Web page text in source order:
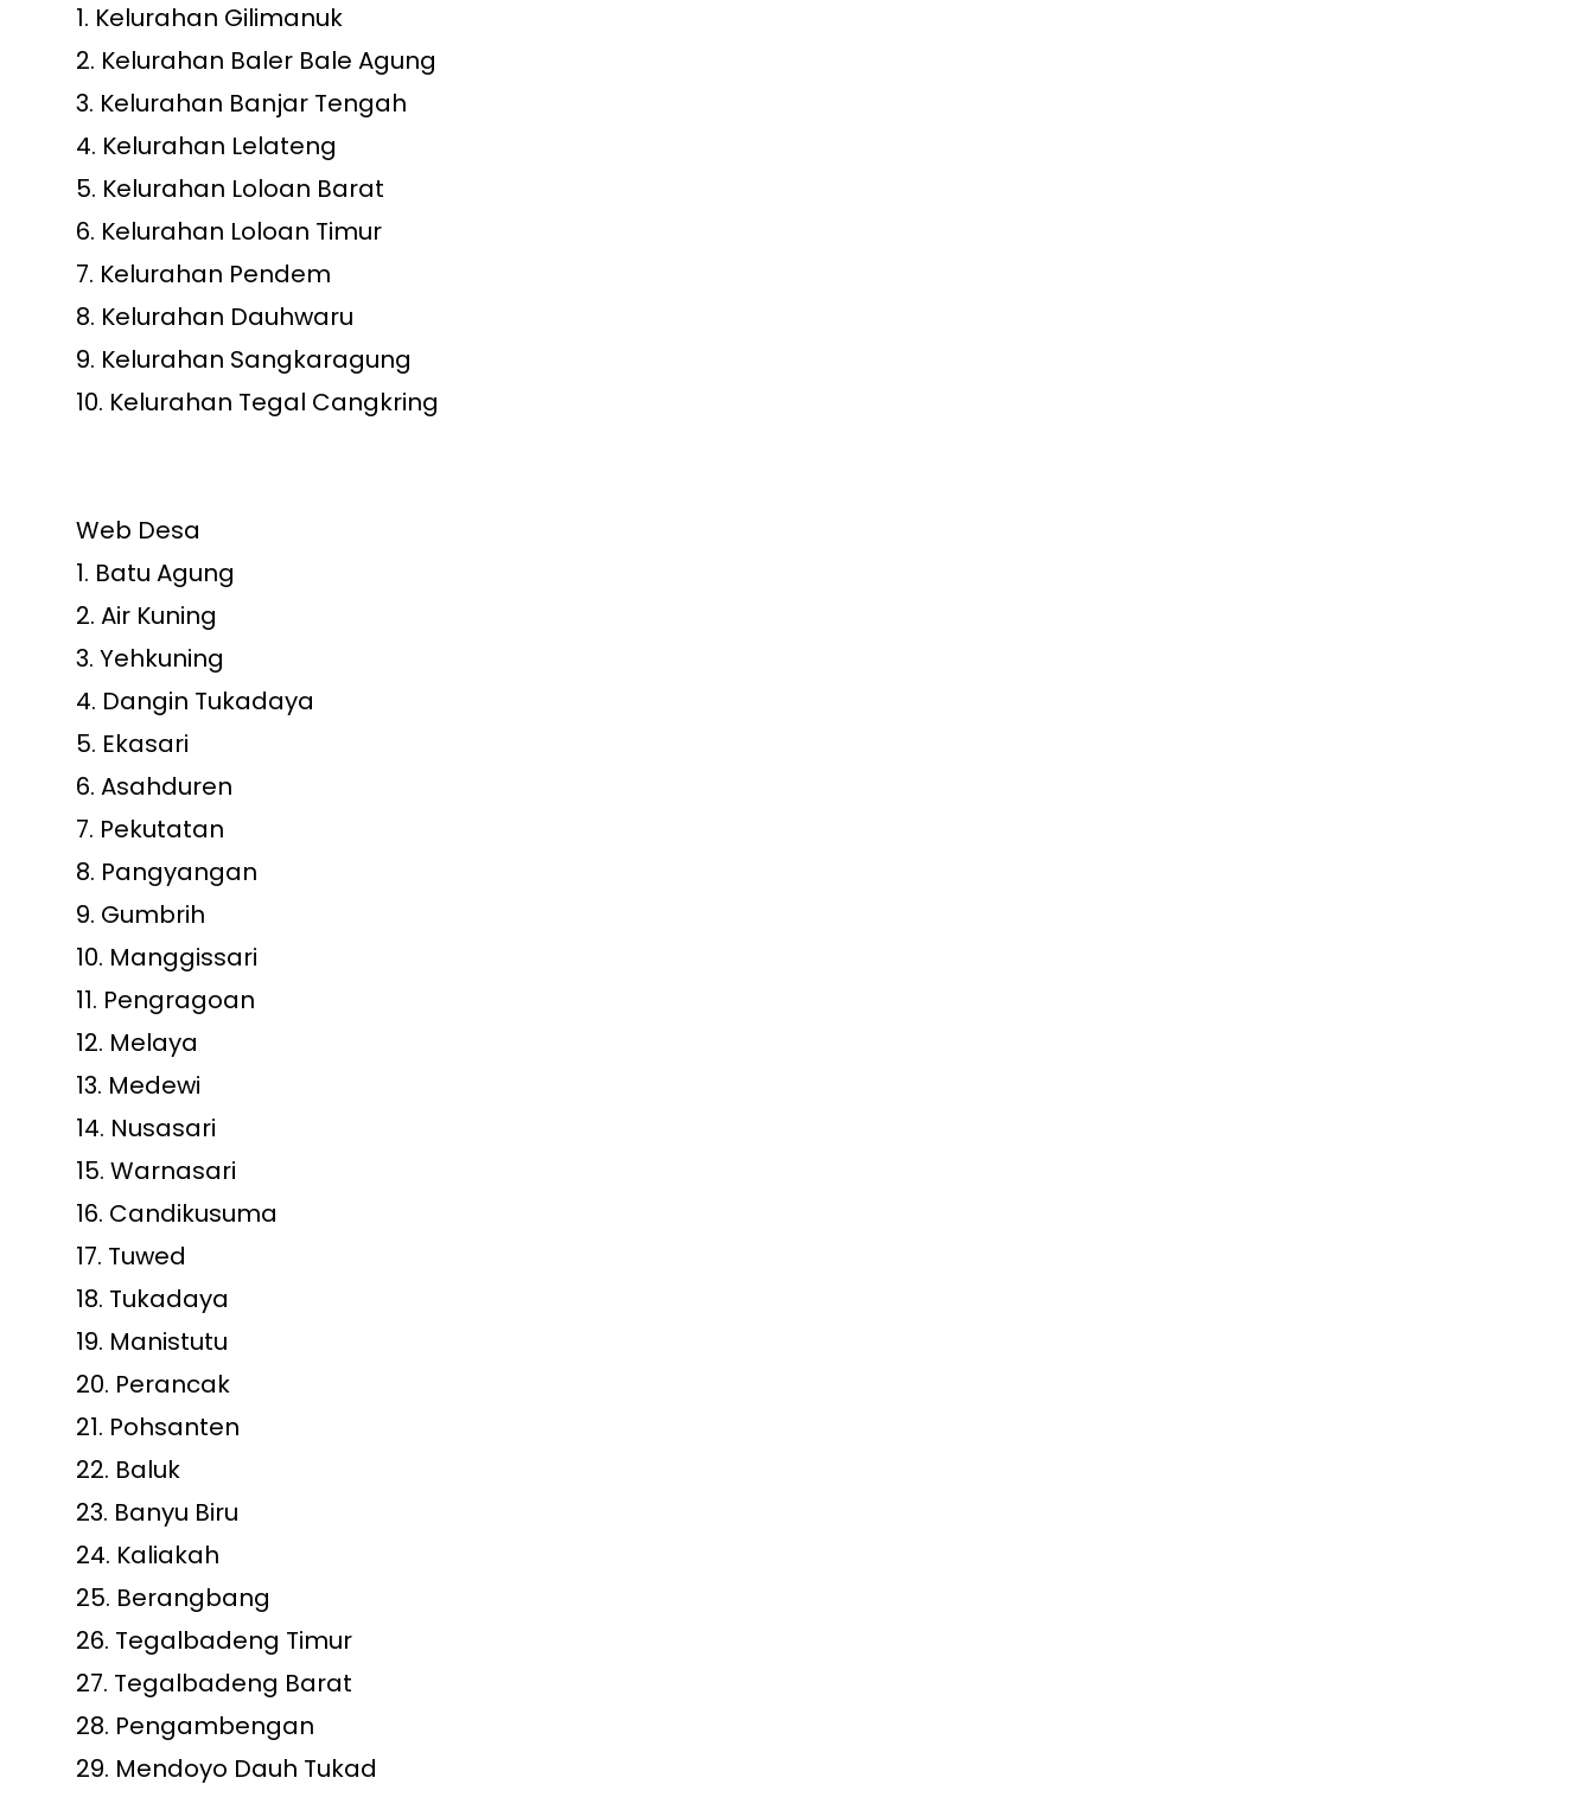
1. Kelurahan Gilimanuk
2. Kelurahan Baler Bale Agung
3. Kelurahan Banjar Tengah
4. Kelurahan Lelateng
5. Kelurahan Loloan Barat
6. Kelurahan Loloan Timur
7. Kelurahan Pendem
8. Kelurahan Dauhwaru
9. Kelurahan Sangkaragung
10. Kelurahan Tegal Cangkring
Web Desa
1. Batu Agung
2. Air Kuning
3. Yehkuning
4. Dangin Tukadaya
5. Ekasari
6. Asahduren
7. Pekutatan
8. Pangyangan
9. Gumbrih
10. Manggissari
11. Pengragoan
12. Melaya
13. Medewi
14. Nusasari
15. Warnasari
16. Candikusuma
17. Tuwed
18. Tukadaya
19. Manistutu
20. Perancak
21. Pohsanten
22. Baluk
23. Banyu Biru
24. Kaliakah
25. Berangbang
26. Tegalbadeng Timur
27. Tegalbadeng Barat
28. Pengambengan
29. Mendoyo Dauh Tukad